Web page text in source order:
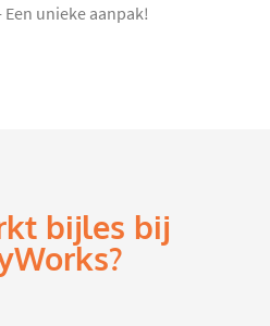
unieke aanpak!
bijles bij